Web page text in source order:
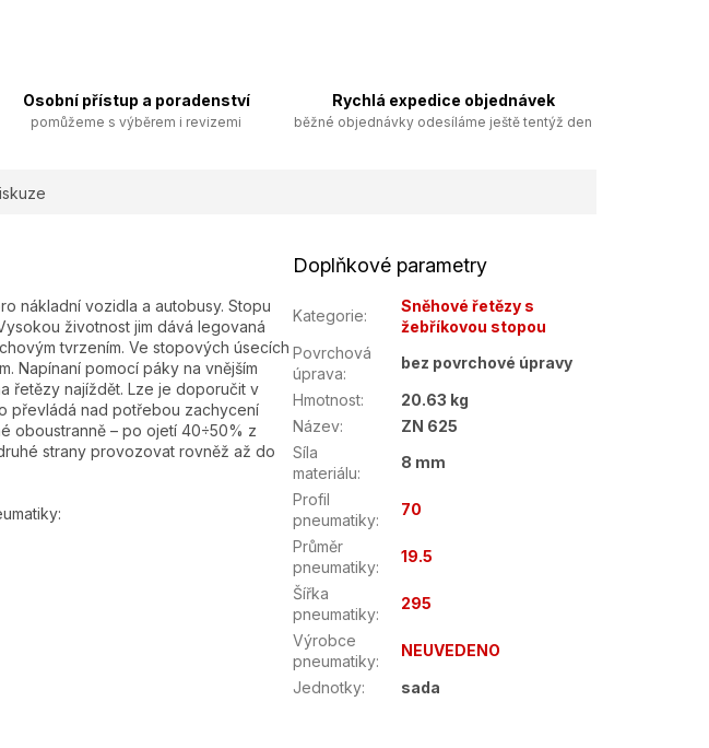
Osobní přístup a poradenství
pomůžeme s výběrem i revizemi
Rychlá expedice objednávek
běžné objednávky odesíláme ještě tentýž den
nákladní vozidla a autobusy. Stopu
životnost jim dává legovaná
tvrzením. Ve stopových úsecích
Napínaní pomocí páky na vnějším
řetězy najíždět. Lze je doporučit v
převládá nad potřebou zachycení
oboustranně – po ojetí 40÷50% z
strany provozovat rovněž až do
Doplňkové parametry
Kategorie:
Sněhové řetězy s
žebříkovou stopou
Povrchová
úprava:
bez povrchové úpravy
Hmotnost:
20.63 kg
Název:
ZN 625
Síla
materiálu:
8 mm
Profil
pneumatiky:
70
Průměr
pneumatiky:
19.5
Šířka
pneumatiky:
295
Výrobce
pneumatiky:
NEUVEDENO
Jednotky: sada